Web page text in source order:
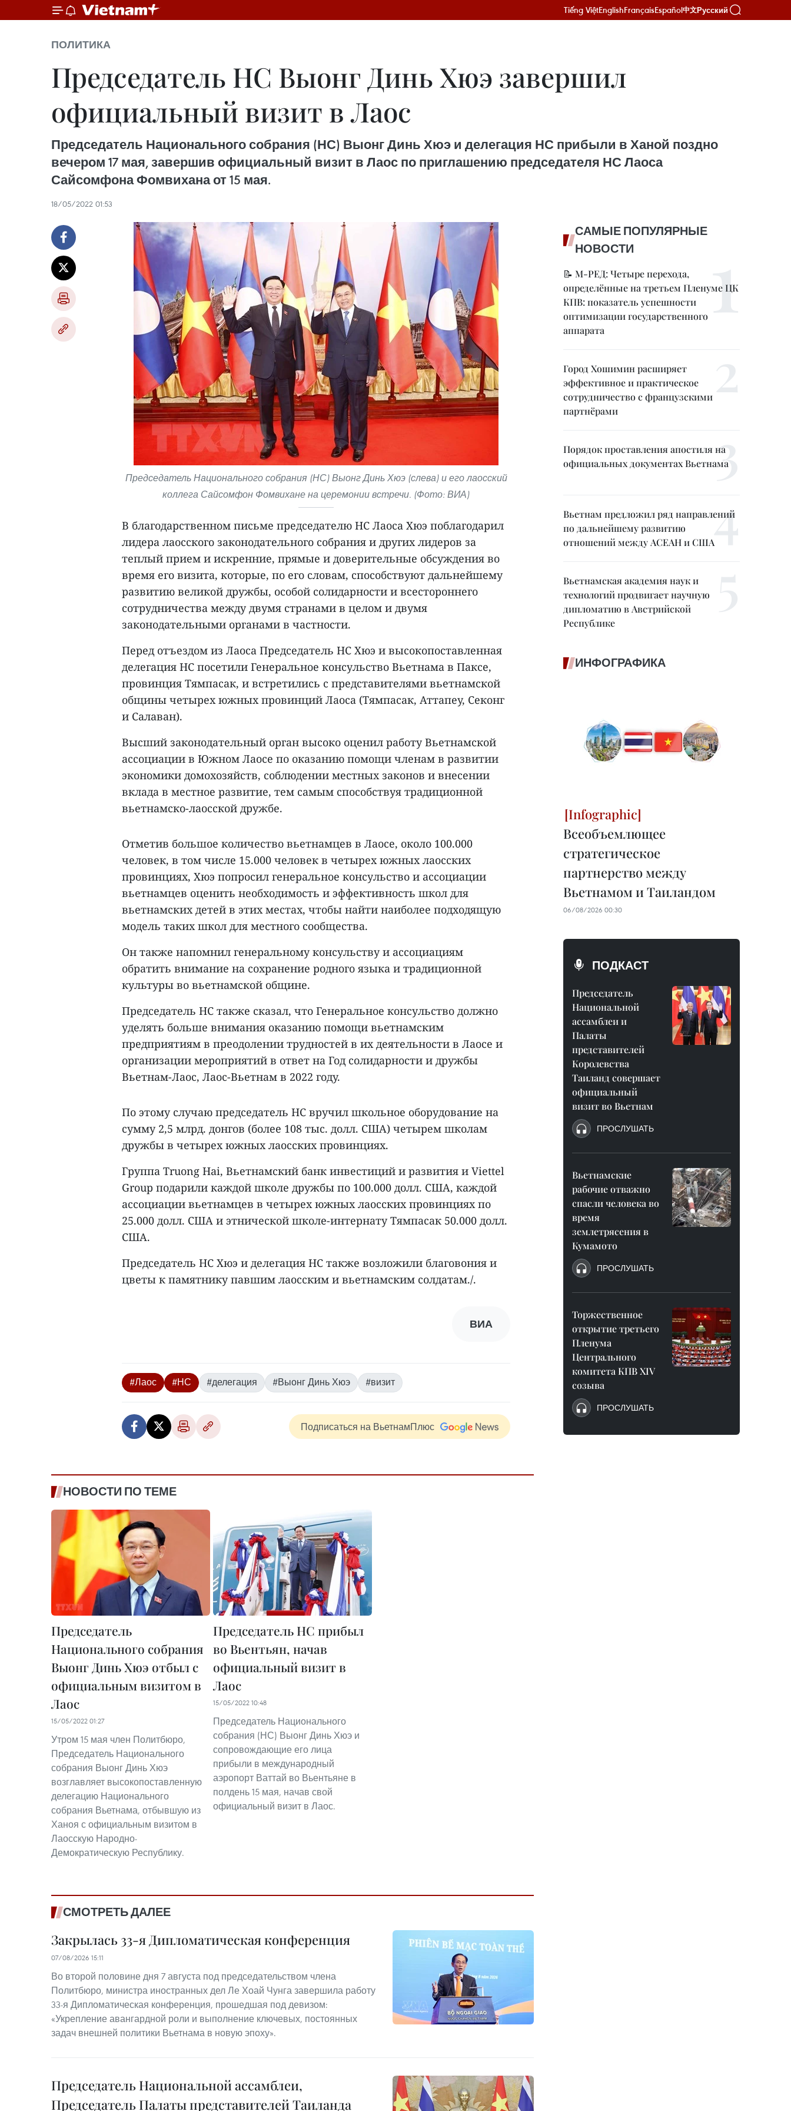
Tiếng ViệtEnglishFrançaisEspañol中文Русский
ПОЛИТИКА
Председатель НС Выонг Динь Хюэ завершил
официальный визит в Лаос
Председатель Национального собрания (НС) Выонг Динь Хюэ и делегация НС прибыли в Ханой поздно
вечером 17 мая, завершив официальный визит в Лаос по приглашению председателя НС Лаоса
Сайсомфона Фомвихана от 15 мая.
18/05/2022 01:53
Председатель Национального собрания (НС) Выонг Динь Хюэ (слева) и его лаосский
коллега Сайсомфон Фомвихане на церемонии встречи. (Фото: ВИА)
В благодарственном письме председателю НС Лаоса Хюэ поблагодарил
лидера лаосского законодательного собрания и других лидеров за
теплый прием и искренние, прямые и доверительные обсуждения во
время его визита, которые, по его словам, способствуют дальнейшему
развитию великой дружбы, особой солидарности и всестороннего
сотрудничества между двумя странами в целом и двумя
законодательными органами в частности.
Перед отъездом из Лаоса Председатель НС Хюэ и высокопоставленная
делегация НС посетили Генеральное консульство Вьетнама в Паксе,
провинция Тямпасак, и встретились с представителями вьетнамской
общины четырех южных провинций Лаоса (Тямпасак, Аттапеу, Секонг
и Салаван).
Высший законодательный орган высоко оценил работу Вьетнамской
ассоциации в Южном Лаосе по оказанию помощи членам в развитии
экономики домохозяйств, соблюдении местных законов и внесении
вклада в местное развитие, тем самым способствуя традиционной
вьетнамско-лаосской дружбе.
Отметив большое количество вьетнамцев в Лаосе, около 100.000
человек, в том числе 15.000 человек в четырех южных лаосских
провинциях, Хюэ попросил генеральное консульство и ассоциации
вьетнамцев оценить необходимость и эффективность школ для
вьетнамских детей в этих местах, чтобы найти наиболее подходящую
модель таких школ для местного сообщества.
Он также напомнил генеральному консульству и ассоциациям
обратить внимание на сохранение родного языка и традиционной
культуры во вьетнамской общине.
Председатель НС также сказал, что Генеральное консульство должно
уделять больше внимания оказанию помощи вьетнамским
предприятиям в преодолении трудностей в их деятельности в Лаосе и
организации мероприятий в ответ на Год солидарности и дружбы
Вьетнам-Лаос, Лаос-Вьетнам в 2022 году.
По этому случаю председатель НС вручил школьное оборудование на
сумму 2,5 млрд. донгов (более 108 тыс. долл. США) четырем школам
дружбы в четырех южных лаосских провинциях.
Группа Truong Hai, Вьетнамский банк инвестиций и развития и Viettel
Group подарили каждой школе дружбы по 100.000 долл. США, каждой
ассоциации вьетнамцев в четырех южных лаосских провинциях по
25.000 долл. США и этнической школе-интернату Тямпасак 50.000 долл.
США.
Председатель НС Хюэ и делегация НС также возложили благовония и
цветы к памятнику павшим лаосским и вьетнамским солдатам./.
ВИА
#Лаос #НС #делегация #Выонг Динь Хюэ #визит
Подписаться на ВьетнамПлюс
НОВОСТИ ПО ТЕМЕ
Председатель
Национального собрания
Выонг Динь Хюэ отбыл с
официальным визитом в
Лаос
15/05/2022 01:27
Утром 15 мая член Политбюро,
Председатель Национального
собрания Выонг Динь Хюэ
возглавляет высокопоставленную
делегацию Национального
собрания Вьетнама, отбывшую из
Ханоя с официальным визитом в
Лаосскую Народно-
Демократическую Республику.
Председатель НС прибыл
во Вьентьян, начав
официальный визит в
Лаос
15/05/2022 10:48
Председатель Национального
собрания (НС) Выонг Динь Хюэ и
сопровождающие его лица
прибыли в международный
аэропорт Ваттай во Вьентьяне в
полдень 15 мая, начав свой
официальный визит в Лаос.
СМОТРЕТЬ ДАЛЕЕ
Закрылась 33-я Дипломатическая конференция
07/08/2026 15:11
Во второй половине дня 7 августа под председательством члена
Политбюро, министра иностранных дел Ле Хоай Чунга завершила работу
33-я Дипломатическая конференция, прошедшая под девизом:
«Укрепление авангардной роли и выполнение ключевых, постоянных
задач внешней политики Вьетнама в новую эпоху».
Председатель Национальной ассамблеи,
Председатель Палаты представителей Таиланда
САМЫЕ ПОПУЛЯРНЫЕ
НОВОСТИ
📝 М-РЕД: Четыре перехода,
определённые на третьем Пленуме ЦК
КПВ: показатель успешности
оптимизации государственного
аппарата
Город Хошимин расширяет
эффективное и практическое
сотрудничество с французскими
партнёрами
Порядок проставления апостиля на
официальных документах Вьетнама
Вьетнам предложил ряд направлений
по дальнейшему развитию
отношений между АСЕАН и США
Вьетнамская академия наук и
технологий продвигает научную
дипломатию в Австрийской
Республике
ИНФОГРАФИКА
Всеобъемлющее
стратегическое
партнерство между
Вьетнамом и Таиландом
06/08/2026 00:30
ПОДКАСТ
Председатель
Национальной
ассамблеи и
Палаты
представителей
Королевства
Таиланд совершает
официальный
визит во Вьетнам
ПРОСЛУШАТЬ
Вьетнамские
рабочие отважно
спасли человека во
время
землетрясения в
Кумамото
ПРОСЛУШАТЬ
Торжественное
открытие третьего
Пленума
Центрального
комитета КПВ XIV
созыва
ПРОСЛУШАТЬ